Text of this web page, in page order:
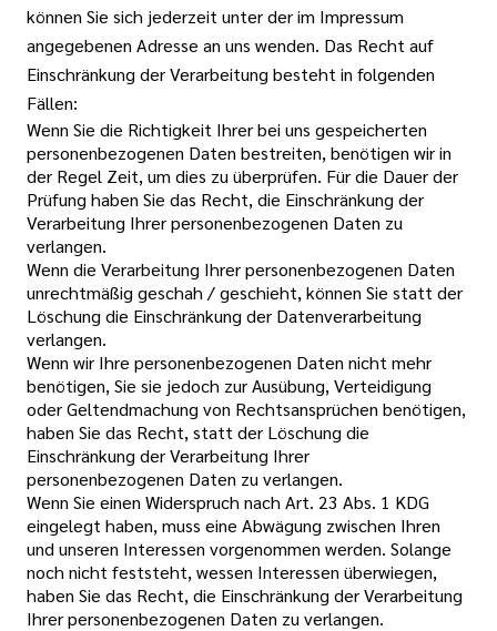
können Sie sich jederzeit unter der im Impressum
angegebenen Adresse an uns wenden. Das Recht auf
Einschränkung der Verarbeitung besteht in folgenden
Fällen:
Wenn Sie die Richtigkeit Ihrer bei uns gespeicherten
personenbezogenen Daten bestreiten, benötigen wir in
der Regel Zeit, um dies zu überprüfen. Für die Dauer der
Prüfung haben Sie das Recht, die Einschränkung der
Verarbeitung Ihrer personenbezogenen Daten zu
verlangen.
Wenn die Verarbeitung Ihrer personenbezogenen Daten
unrechtmäßig geschah / geschieht, können Sie statt der
Löschung die Einschränkung der Datenverarbeitung
verlangen.
Wenn wir Ihre personenbezogenen Daten nicht mehr
benötigen, Sie sie jedoch zur Ausübung, Verteidigung
oder Geltendmachung von Rechtsansprüchen benötigen,
haben Sie das Recht, statt der Löschung die
Einschränkung der Verarbeitung Ihrer
personenbezogenen Daten zu verlangen.
Wenn Sie einen Widerspruch nach Art. 23 Abs. 1 KDG
eingelegt haben, muss eine Abwägung zwischen Ihren
und unseren Interessen vorgenommen werden. Solange
noch nicht feststeht, wessen Interessen überwiegen,
haben Sie das Recht, die Einschränkung der Verarbeitung
Ihrer personenbezogenen Daten zu verlangen.